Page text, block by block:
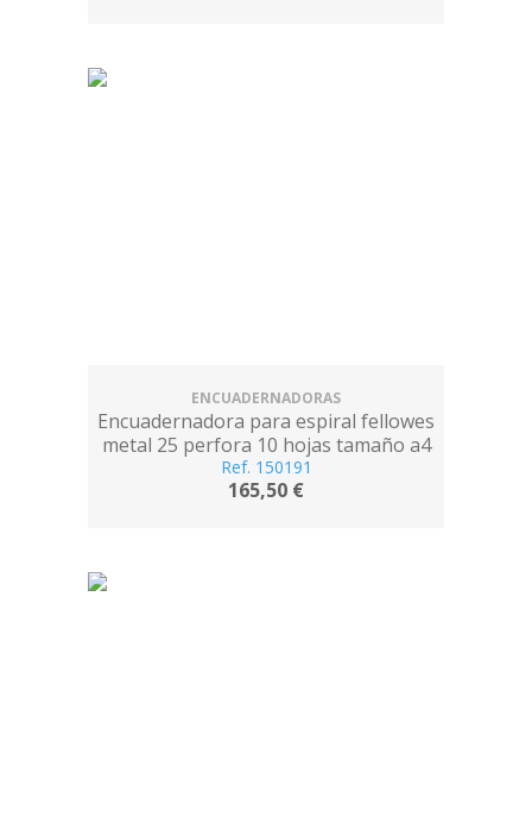
ENCUADERNADORAS
Encuadernadora para espiral fellowes
metal 25 perfora 10 hojas tamaño a4
encuaderna hasta 450 hojas paso 5:1
Ref. 150191
165,50 €